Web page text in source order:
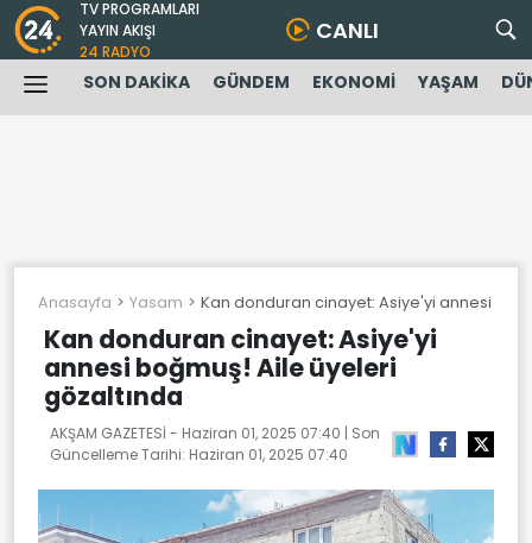
TV PROGRAMLARI
YAYIN AKIŞI
24 RADYO
CANLI
SON DAKİKA GÜNDEM EKONOMİ YAŞAM
Anasayfa Yasam Kan donduran cinayet: Asiye'yi annesi
Kan donduran cinayet: Asiye'yi
annesi boğmuş! Aile üyeleri
gözaltında
AKŞAM GAZETESİ - Haziran 01, 2025 07:40 | Son
Güncelleme Tarihi: Haziran 01, 2025 07:40